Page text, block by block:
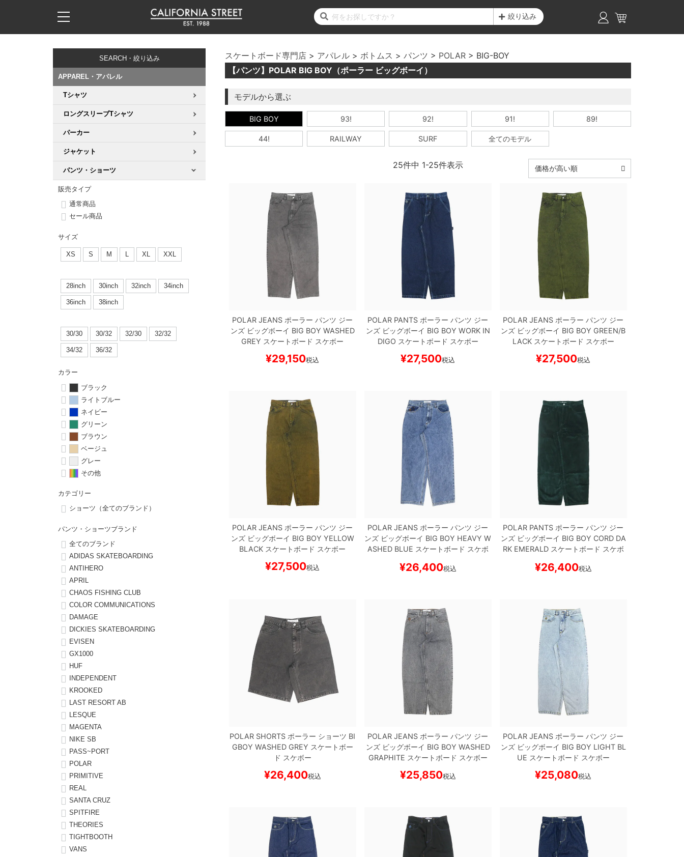
絞り込み
SEARCH・絞り込み
APPAREL・アパレル
Tシャツ
ロングスリーブTシャツ
パーカー
ジャケット
パンツ・ショーツ
販売タイプ
通常商品
セール商品
サイズ
XS S M L XL XXL
28inch 30inch 32inch 34inch
36inch 38inch
30/30 30/32 32/30 32/32
34/32 36/32
カラー
ブラック
ライトブルー
ネイビー
グリーン
ブラウン
ベージュ
グレー
その他
カテゴリー
ショーツ（全てのブランド）
パンツ・ショーツブランド
全てのブランド
ADIDAS SKATEBOARDING
ANTIHERO
APRIL
CHAOS FISHING CLUB
COLOR COMMUNICATIONS
DAMAGE
DICKIES SKATEBOARDING
EVISEN
GX1000
HUF
INDEPENDENT
KROOKED
LAST RESORT AB
LESQUE
MAGENTA
NIKE SB
PASS~PORT
POLAR
PRIMITIVE
REAL
SANTA CRUZ
SPITFIRE
THEORIES
TIGHTBOOTH
VANS
スケートボード専門店 アパレル ボトムス パンツ POLAR
BIG-BOY
【パンツ】POLAR BIG BOY（ポーラー ビッグボーイ）
モデルから選ぶ
BIG BOY 93! 92! 91! 89!
44! RAILWAY SURF 全てのモデル
価格が高い順
25件中 1-25件表示
POLAR JEANS ポーラー パンツ ジー
ンズ ビッグボーイ BIG BOY WASHED
GREY スケートボード スケボー
¥29,150税込
POLAR PANTS ポーラー パンツ ジー
ンズ ビッグボーイ BIG BOY WORKIN
DIGO スケートボード スケボー
¥27,500税込
POLAR JEANS ポーラー パンツ ジー
ンズ ビッグボーイ BIG BOY GREEN/B
LACKスケートボード スケボー
¥27,500税込
POLAR JEANS ポーラー パンツ ジー
ンズ ビッグボーイ BIG BOY YELLOW
BLACK スケートボード スケボー
¥27,500税込
POLAR JEANS ポーラー パンツ ジー
ンズ ビッグボーイ BIG BOY HEAVY W
ASHED BLUE スケートボード スケボ
¥26,400税込
POLAR PANTS ポーラー パンツ ジー
ンズ ビッグボーイ BIG BOY CORDDA
RK EMERALDスケートボード スケボ
¥26,400税込
POLAR SHORTS ポーラー ショーツ BI
GBOY WASHED GREY スケートボー
ド スケボー
¥26,400税込
POLAR JEANS ポーラー パンツ ジー
ンズ ビッグボーイ BIG BOY WASHED
GRAPHITE スケートボード スケボー
¥25,850税込
POLAR JEANS ポーラー パンツ ジー
ンズ ビッグボーイ BIG BOY LIGHT BL
UE スケートボード スケボー
¥25,080税込
11,000円以上で送料無料！
コンプリートセット（完成品）
11,000円以上で送料無料！
デッキ新着一覧
サイズからデッキを選ぶ
シェイプデッキ
11,000円以上で送料無料！
トラック新着一覧
適合デッキサイズから選ぶ
ウィール
11,000円以上で送料無料！
ウィール新着一覧
ウィールをサイズから選ぶ
スピットファイヤー F4（フォーミュラフォー）
ボーンズ XF（エックスフォーミュラ）
パウエルペラルタ DF（ドラゴンフォーミュラ）
ソフトウィール（クルーザー）
ベアリング
パーツ・その他
足回りセット（トラック・ウィールセット）
ヘルメット・パッド
スケートケース・バッグ
メディア（雑誌・DVD・CD）
11,000円以上で送料無料！
シューズ新着一覧
シューズをサイズから選ぶ
11,000円以上で送料無料！
ジャケット
パーカー
トレーナー・セーター
長袖ボタンシャツ
7分袖シャツ・ラグラン
半袖シャツ
アンダーウエア
サイズの測り方
11,000円以上で送料無料！
最新ブログ一覧
11,000円以上で送料無料！
スタッフおすすめアイテム
スケートパーク情報
11,000円以上で送料無料！
カリフォルニアストリートの歴史
特定商取引法に基づく表記